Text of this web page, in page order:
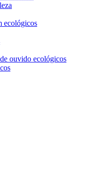
ecológicos
ouvido ecológicos